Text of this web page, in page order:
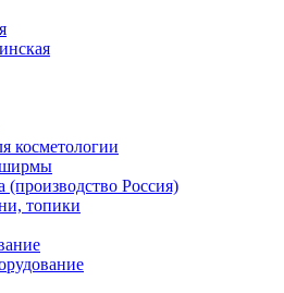
косметологии
(производство Россия)
топики